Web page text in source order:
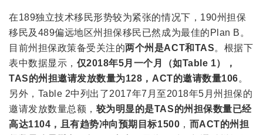
在189独立技术移民形势较为紧张的情况下，190州担保
移民及489偏远地区州担保移民已然成为最佳的Plan B。
目前州担保政策备受关注的两个州是ACT和TAS。根据下
表中数据显示， 仅2018年5月一个月（如Table 1），
TAS的州担邀请发放数量为128，ACT的邀请数量106。
另外，Table 2中列出了2017年7月至2018年5月州担保的
邀请发放数量总额， 较为明显的是TAS的州担保数量已经
高达1104，且有趋势冲向预期目标1500 ， 而ACT的州担